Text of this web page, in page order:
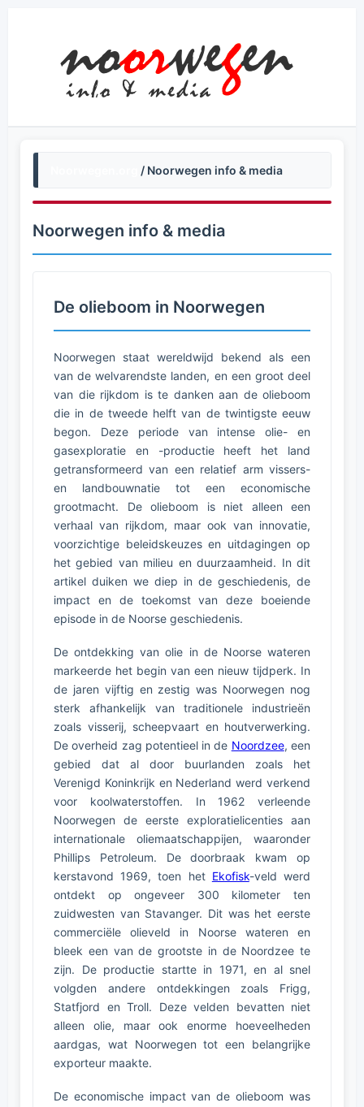
/ Noorwegen info & media
Noorwegen info & media
De olieboom in Noorwegen
Noorwegen staat wereldwijd bekend als een
van de welvarendste landen, en een groot deel
van die rijkdom is te danken aan de olieboom
die in de tweede helft van de twintigste eeuw
begon. Deze periode van intense olie- en
gasexploratie en -productie heeft het land
getransformeerd van een relatief arm vissers-
en landbouwnatie tot een economische
grootmacht. De olieboom is niet alleen een
verhaal van rijkdom, maar ook van innovatie,
voorzichtige beleidskeuzes en uitdagingen op
het gebied van milieu en duurzaamheid. In dit
artikel duiken we diep in de geschiedenis, de
impact en de toekomst van deze boeiende
episode in de Noorse geschiedenis.
De ontdekking van olie in de Noorse wateren
markeerde het begin van een nieuw tijdperk. In
de jaren vijftig en zestig was Noorwegen nog
sterk afhankelijk van traditionele industrieën
zoals visserij, scheepvaart en houtverwerking.
De overheid zag potentieel in de Noordzee, een
gebied dat al door buurlanden zoals het
Verenigd Koninkrijk en Nederland werd verkend
voor koolwaterstoffen. In 1962 verleende
Noorwegen de eerste exploratielicenties aan
internationale oliemaatschappijen, waaronder
Phillips Petroleum. De doorbraak kwam op
kerstavond 1969, toen het Ekofisk-veld werd
ontdekt op ongeveer 300 kilometer ten
zuidwesten van Stavanger. Dit was het eerste
commerciële olieveld in Noorse wateren en
bleek een van de grootste in de Noordzee te
zijn. De productie startte in 1971, en al snel
volgden andere ontdekkingen zoals Frigg,
Statfjord en Troll. Deze velden bevatten niet
alleen olie, maar ook enorme hoeveelheden
aardgas, wat Noorwegen tot een belangrijke
exporteur maakte.
De economische impact van de olieboom was